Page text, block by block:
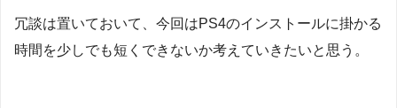
冗談は置いておいて、今回はPS4のインストールに掛かる
時間を少しでも短くできないか考えていきたいと思う。